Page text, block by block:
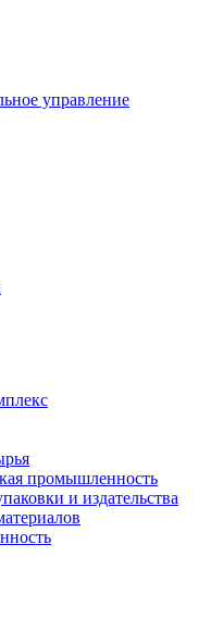
управление
промышленность
и издательства